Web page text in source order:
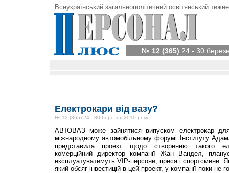
Всеукраїнський загальнополітичний освітянський
№ 12 (365) 24 - 30
Електрокари від вазу?
№ 12 (365) 24 - 30 березня 2010 року
АВТОВАЗ може зайнятися випуском електрокар
міжнародному автомобільному форумі Інституту
представила проект щодо створенню такого
комерційний директор компанії Жан Вандел,
експлуатуватимуть VIP-персони, преса і спортсмени.
який обсяг інвестицій в цей проект, у компанії поки не